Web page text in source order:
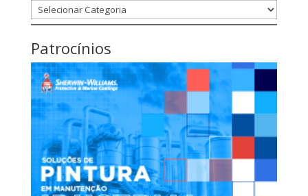
Categorias
Patrocínios